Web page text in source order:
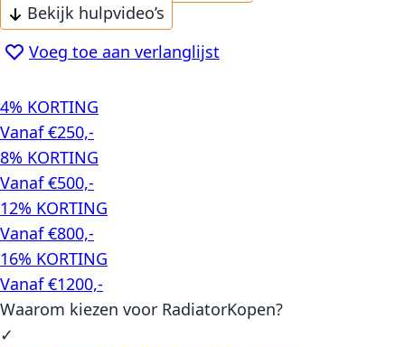
Bekijk hulpvideo’s
Voeg toe aan verlanglijst
4% KORTING
Vanaf €250,-
8% KORTING
Vanaf €500,-
12% KORTING
Vanaf €800,-
16% KORTING
Vanaf €1200,-
Waarom kiezen voor RadiatorKopen?
✓